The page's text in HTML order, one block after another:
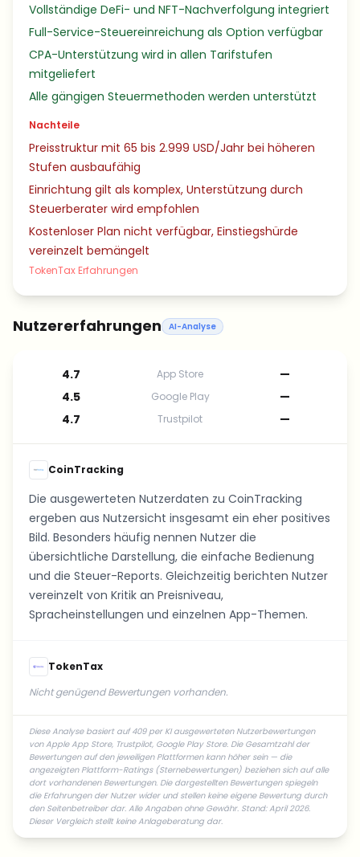
Vollständige DeFi- und NFT-Nachverfolgung integriert
Full-Service-Steuereinreichung als Option verfügbar
CPA-Unterstützung wird in allen Tarifstufen
mitgeliefert
Alle gängigen Steuermethoden werden unterstützt
Nachteile
Preisstruktur mit 65 bis 2.999 USD/Jahr bei höheren
Stufen ausbaufähig
Einrichtung gilt als komplex, Unterstützung durch
Steuerberater wird empfohlen
Kostenloser Plan nicht verfügbar, Einstiegshürde
vereinzelt bemängelt
TokenTax Erfahrungen
Nutzererfahrungen AI-Analyse
4.7 App Store
—
4.5
Google Play
—
4.7
Trustpilot —
CoinTracking
Die ausgewerteten Nutzerdaten zu CoinTracking
ergeben aus Nutzersicht insgesamt ein eher positives
Bild. Besonders häufig nennen Nutzer die
übersichtliche Darstellung, die einfache Bedienung
und die Steuer-Reports. Gleichzeitig berichten Nutzer
vereinzelt von Kritik an Preisniveau,
Spracheinstellungen und einzelnen App-Themen.
TokenTax
Nicht genügend Bewertungen vorhanden.
Diese Analyse basiert auf 409 per KI ausgewerteten Nutzerbewertungen
von Apple App Store, Trustpilot, Google Play Store. Die Gesamtzahl der
Bewertungen auf den jeweiligen Plattformen kann höher sein — die
angezeigten Plattform-Ratings (Sternebewertungen) beziehen sich auf alle
dort vorhandenen Bewertungen. Die dargestellten Bewertungen spiegeln
die Erfahrungen der Nutzer wider und stellen keine eigene Bewertung durch
den Seitenbetreiber dar. Alle Angaben ohne Gewähr. Stand: April 2026.
Dieser Vergleich stellt keine Anlageberatung dar.